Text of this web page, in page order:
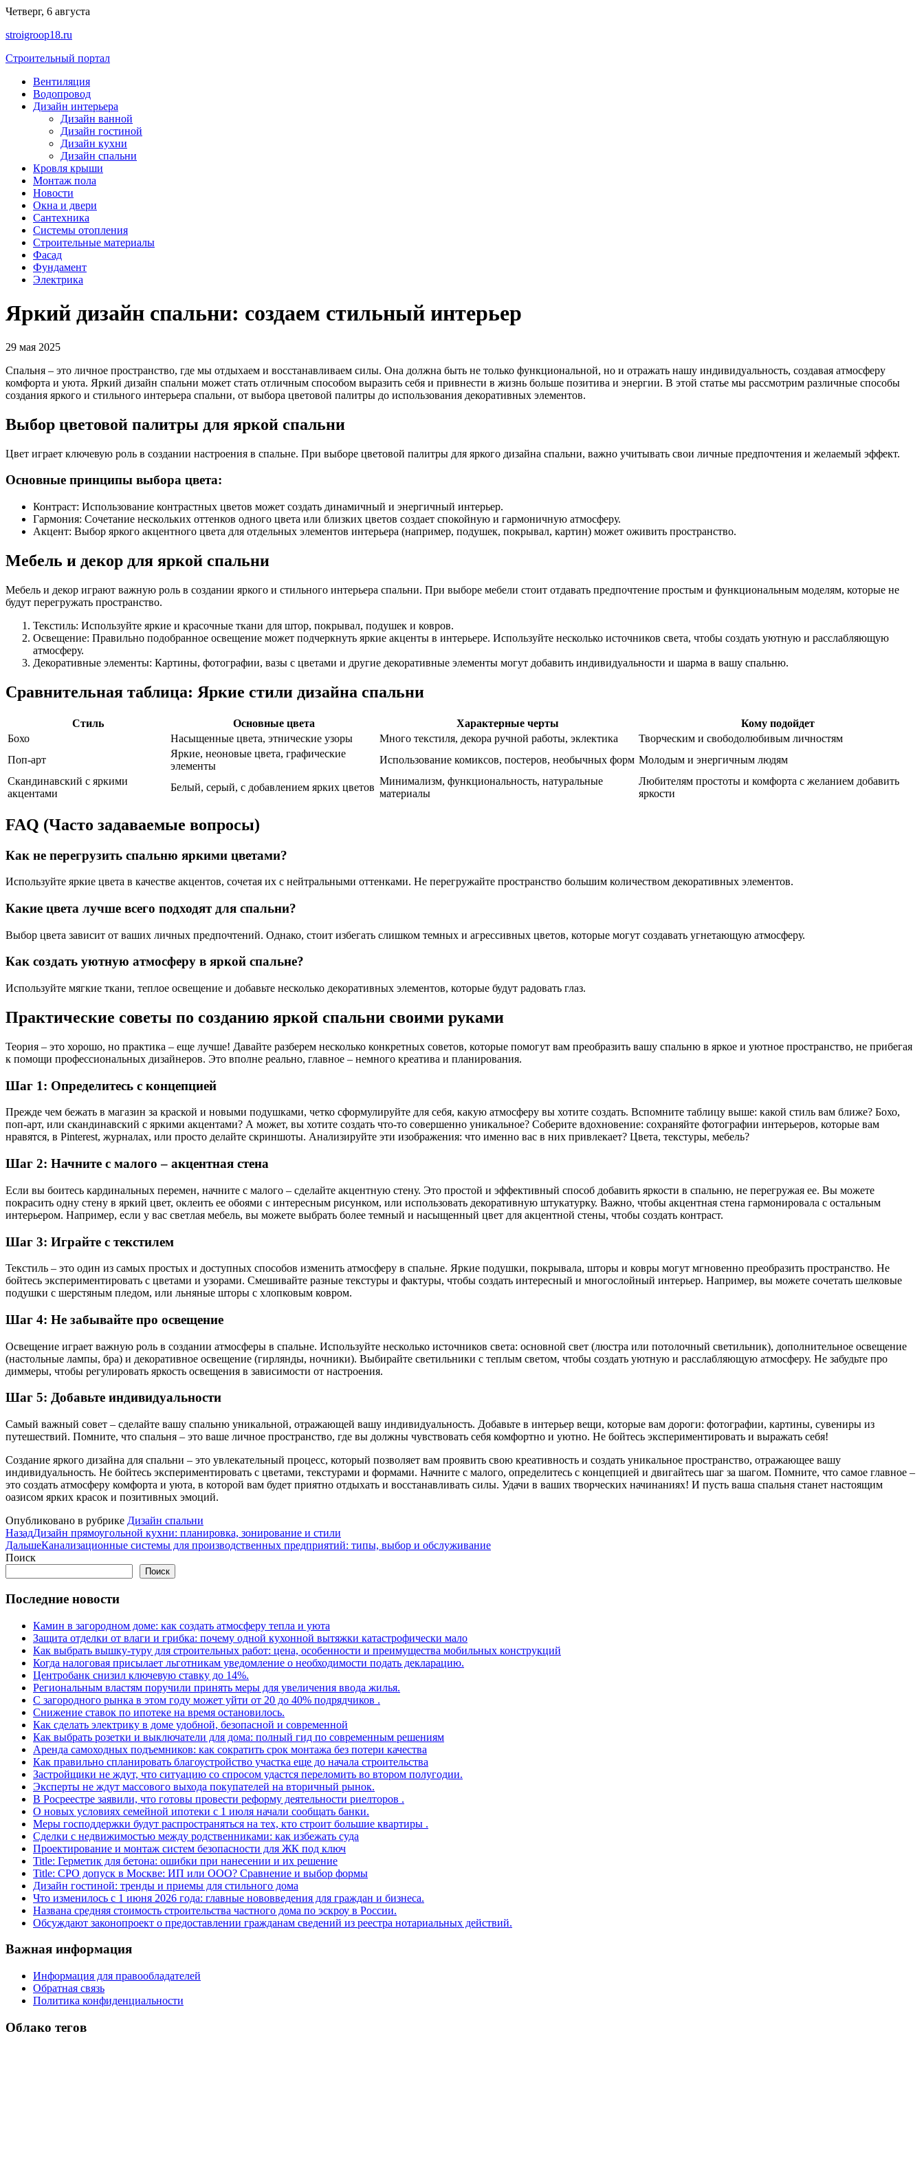
Перейти
содержимому
Четверг, 6 августа
stroigroop18.ru
Строительный портал
Вентиляция
Водопровод
Дизайн интерьера
Дизайн ванной
Дизайн гостиной
Дизайн кухни
Дизайн спальни
Кровля крыши
Монтаж пола
Новости
Окна и двери
Сантехника
Системы отопления
Строительные материалы
Фасад
Фундамент
Электрика
Яркий дизайн спальни: создаем стильный интерьер
29 мая 2025
Спальня – это личное пространство, где мы отдыхаем и восстанавливаем силы. Она должна быть не только функциональной, но и отражать нашу индивидуальность, создавая атмосферу
комфорта и уюта. Яркий дизайн спальни может стать отличным способом выразить себя и привнести в жизнь больше позитива и энергии. В этой статье мы рассмотрим различные способы
создания яркого и стильного интерьера спальни, от выбора цветовой палитры до использования декоративных элементов.
Выбор цветовой палитры для яркой спальни
Цвет играет ключевую роль в создании настроения в спальне. При выборе цветовой палитры для яркого дизайна спальни, важно учитывать свои личные предпочтения и желаемый эффект.
Основные принципы выбора цвета:
Контраст: Использование контрастных цветов может создать динамичный и энергичный интерьер.
Гармония: Сочетание нескольких оттенков одного цвета или близких цветов создает спокойную и гармоничную атмосферу.
Акцент: Выбор яркого акцентного цвета для отдельных элементов интерьера (например, подушек, покрывал, картин) может оживить пространство.
Мебель и декор для яркой спальни
Мебель и декор играют важную роль в создании яркого и стильного интерьера спальни. При выборе мебели стоит отдавать предпочтение простым и функциональным моделям, которые не
будут перегружать пространство.
Текстиль: Используйте яркие и красочные ткани для штор, покрывал, подушек и ковров.
Освещение: Правильно подобранное освещение может подчеркнуть яркие акценты в интерьере. Используйте несколько источников света, чтобы создать уютную и расслабляющую
атмосферу.
Декоративные элементы: Картины, фотографии, вазы с цветами и другие декоративные элементы могут добавить индивидуальности и шарма в вашу спальню.
Сравнительная таблица: Яркие стили дизайна спальни
Стиль Основные цвета Характерные черты
Кому подойдет
Бохо
Насыщенные цвета, этнические узоры Много текстиля, декора ручной работы, эклектика
Творческим и свободолюбивым личностям
Поп-арт
Яркие, неоновые цвета, графические
элементы
Использование комиксов, постеров, необычных форм Молодым и энергичным людям
Скандинавский с яркими
акцентами
Белый, серый, с добавлением ярких цветов
Минимализм, функциональность, натуральные
материалы
Любителям простоты и комфорта с желанием добавить
яркости
FAQ (Часто задаваемые вопросы)
Как не перегрузить спальню яркими цветами?
Используйте яркие цвета в качестве акцентов, сочетая их с нейтральными оттенками. Не перегружайте пространство большим количеством декоративных элементов.
Какие цвета лучше всего подходят для спальни?
Выбор цвета зависит от ваших личных предпочтений. Однако, стоит избегать слишком темных и агрессивных цветов, которые могут создавать угнетающую атмосферу.
Как создать уютную атмосферу в яркой спальне?
Используйте мягкие ткани, теплое освещение и добавьте несколько декоративных элементов, которые будут радовать глаз.
Практические советы по созданию яркой спальни своими руками
Теория – это хорошо, но практика – еще лучше! Давайте разберем несколько конкретных советов, которые помогут вам преобразить вашу спальню в яркое и уютное пространство, не прибегая
к помощи профессиональных дизайнеров. Это вполне реально, главное – немного креатива и планирования.
Шаг 1: Определитесь с концепцией
Прежде чем бежать в магазин за краской и новыми подушками, четко сформулируйте для себя, какую атмосферу вы хотите создать. Вспомните таблицу выше: какой стиль вам ближе? Бохо,
поп-арт, или скандинавский с яркими акцентами? А может, вы хотите создать что-то совершенно уникальное? Соберите вдохновение: сохраняйте фотографии интерьеров, которые вам
нравятся, в Pinterest, журналах, или просто делайте скриншоты. Анализируйте эти изображения: что именно вас в них привлекает? Цвета, текстуры, мебель?
Шаг 2: Начните с малого – акцентная стена
Если вы боитесь кардинальных перемен, начните с малого – сделайте акцентную стену. Это простой и эффективный способ добавить яркости в спальню, не перегружая ее. Вы можете
покрасить одну стену в яркий цвет, оклеить ее обоями с интересным рисунком, или использовать декоративную штукатурку. Важно, чтобы акцентная стена гармонировала с остальным
интерьером. Например, если у вас светлая мебель, вы можете выбрать более темный и насыщенный цвет для акцентной стены, чтобы создать контраст.
Шаг 3: Играйте с текстилем
Текстиль – это один из самых простых и доступных способов изменить атмосферу в спальне. Яркие подушки, покрывала, шторы и ковры могут мгновенно преобразить пространство. Не
бойтесь экспериментировать с цветами и узорами. Смешивайте разные текстуры и фактуры, чтобы создать интересный и многослойный интерьер. Например, вы можете сочетать шелковые
подушки с шерстяным пледом, или льняные шторы с хлопковым ковром.
Шаг 4: Не забывайте про освещение
Освещение играет важную роль в создании атмосферы в спальне. Используйте несколько источников света: основной свет (люстра или потолочный светильник), дополнительное освещение
(настольные лампы, бра) и декоративное освещение (гирлянды, ночники). Выбирайте светильники с теплым светом, чтобы создать уютную и расслабляющую атмосферу. Не забудьте про
диммеры, чтобы регулировать яркость освещения в зависимости от настроения.
Шаг 5: Добавьте индивидуальности
Самый важный совет – сделайте вашу спальню уникальной, отражающей вашу индивидуальность. Добавьте в интерьер вещи, которые вам дороги: фотографии, картины, сувениры из
путешествий. Помните, что спальня – это ваше личное пространство, где вы должны чувствовать себя комфортно и уютно. Не бойтесь экспериментировать и выражать себя!
Создание яркого дизайна для спальни – это увлекательный процесс, который позволяет вам проявить свою креативность и создать уникальное пространство, отражающее вашу
индивидуальность. Не бойтесь экспериментировать с цветами, текстурами и формами. Начните с малого, определитесь с концепцией и двигайтесь шаг за шагом. Помните, что самое главное –
это создать атмосферу комфорта и уюта, в которой вам будет приятно отдыхать и восстанавливать силы. Удачи в ваших творческих начинаниях! И пусть ваша спальня станет настоящим
оазисом ярких красок и позитивных эмоций.
Опубликовано в рубрике Дизайн спальни
НазадДизайн прямоугольной кухни: планировка, зонирование и стили
ДальшеКанализационные системы для производственных предприятий: типы, выбор и обслуживание
Поиск
Поиск
Последние новости
Камин в загородном доме: как создать атмосферу тепла и уюта
Защита отделки от влаги и грибка: почему одной кухонной вытяжки катастрофически мало
Как выбрать вышку-туру для строительных работ: цена, особенности и преимущества мобильных конструкций
Когда налоговая присылает льготникам уведомление о необходимости подать декларацию.
Центробанк снизил ключевую ставку до 14%.
Региональным властям поручили принять меры для увеличения ввода жилья.
С загородного рынка в этом году может уйти от 20 до 40% подрядчиков .
Снижение ставок по ипотеке на время остановилось.
Как сделать электрику в доме удобной, безопасной и современной
Как выбрать розетки и выключатели для дома: полный гид по современным решениям
Аренда самоходных подъемников: как сократить срок монтажа без потери качества
Как правильно спланировать благоустройство участка еще до начала строительства
Застройщики не ждут, что ситуацию со спросом удастся переломить во втором полугодии.
Эксперты не ждут массового выхода покупателей на вторичный рынок.
В Росреестре заявили, что готовы провести реформу деятельности риелторов .
О новых условиях семейной ипотеки с 1 июля начали сообщать банки.
Меры господдержки будут распространяться на тех, кто строит большие квартиры .
Сделки с недвижимостью между родственниками: как избежать суда
Проектирование и монтаж систем безопасности для ЖК под ключ
Title: Герметик для бетона: ошибки при нанесении и их решение
Title: СРО допуск в Москве: ИП или ООО? Сравнение и выбор формы
Дизайн гостиной: тренды и приемы для стильного дома
Что изменилось с 1 июня 2026 года: главные нововведения для граждан и бизнеса.
Названа средняя стоимость строительства частного дома по эскроу в России.
Обсуждают законопроект о предоставлении гражданам сведений из реестра нотариальных действий.
Важная информация
Информация для правообладателей
Обратная связь
Политика конфиденциальности
Облако тегов